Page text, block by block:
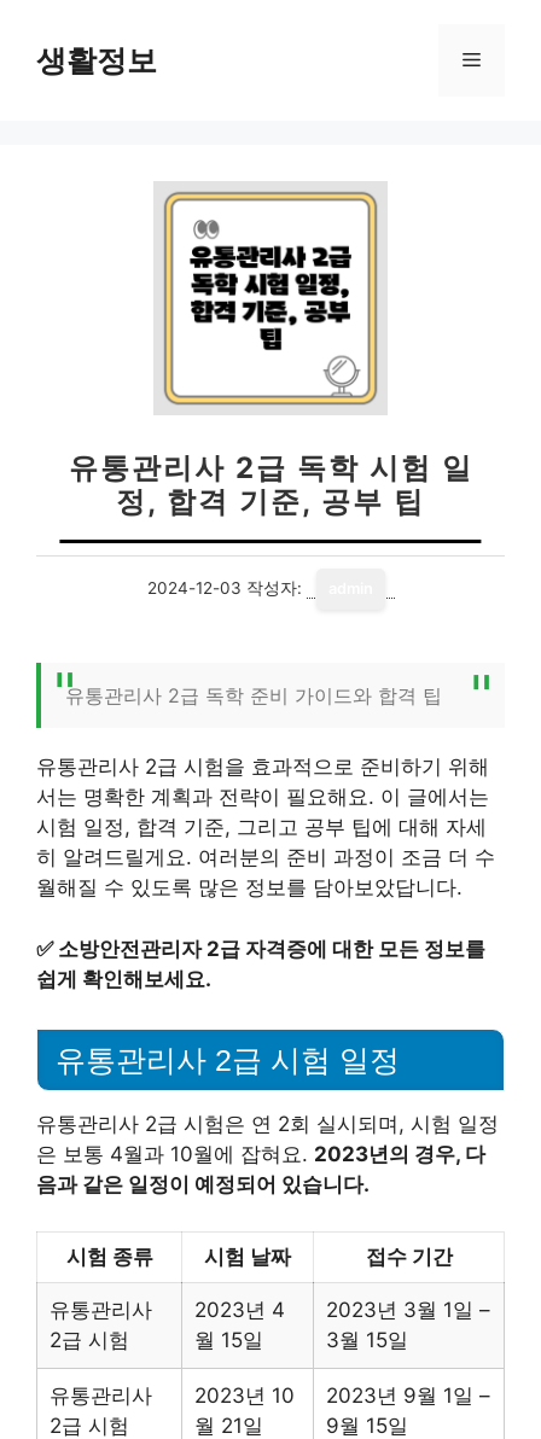
생활정보 메
유통관리사 2급 독학 시험 일
정, 합격 기준, 공부 팁
2024-12-03 작성자:
유통관리사 2급 독학 준비 가이드와 합격 팁
유통관리사 2급 시험을 효과적으로 준비하기 위해
서는 명확한 계획과 전략이 필요해요. 이 글에서는
시험 일정, 합격 기준, 그리고 공부 팁에 대해 자세
히 알려드릴게요. 여러분의 준비 과정이 조금 더 수
월해질 수 있도록 많은 정보를 담아보았답니다.
✅ 소방안전관리자 2급 자격증에 대한 모든 정보를
쉽게 확인해보세요.
유통관리사 2급 시험 일정
유통관리사 2급 시험은 연 2회 실시되며, 시험 일정
은 보통 4월과 10월에 잡혀요. 2023년의 경우, 다
음과 같은 일정이 예정되어 있습니다.
시험 종류 시험 날짜 접수 기간
유통관리사
2급 시험
2023년 4
월 15일
2023년 3월 1일 –
3월 15일
유통관리사
2급 시험
2023년 10
월 21일
2023년 9월 1일 –
9월 15일